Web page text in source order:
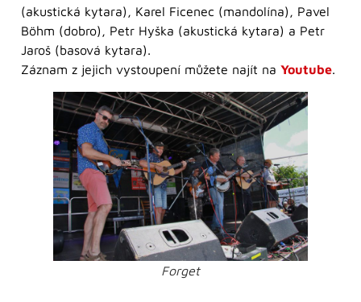
(akustická kytara), Karel Ficenec (mandolína), Pavel
Böhm (dobro), Petr Hyška (akustická kytara) a Petr
Jaroš (basová kytara).
Záznam z jejich vystoupení můžete najít na Youtube.
Forget